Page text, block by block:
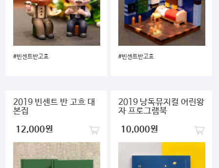
#빈센트반고흐 #빈센트반고흐
2019 빈센트 반 고흐 대
본집
12,000원
2019 낭독뮤지컬 어린왕
자 프로그램북
10,000원